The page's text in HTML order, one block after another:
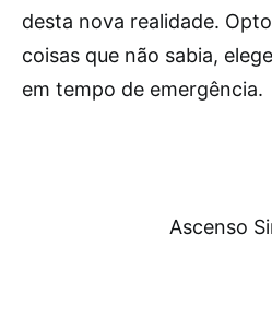
desta nova realidade.
coisas que não sabia,
em tempo de emergência.
Ascenso